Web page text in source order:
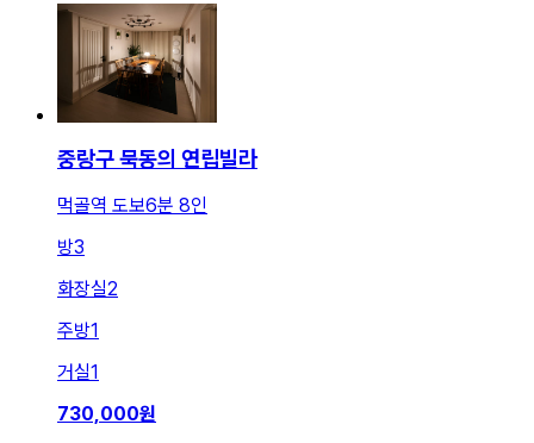
중랑구 묵동의 연립빌라
먹골역 도보6분 8인
방3
화장실2
주방1
거실1
730,000원